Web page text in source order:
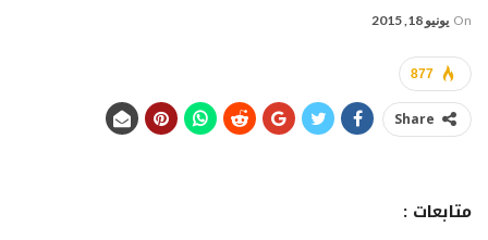
On يونيو 18, 2015
877
Share
متابعات :